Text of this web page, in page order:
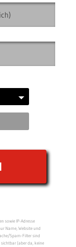
sowie IP-Adresse
Name, Website und
Spam-Filter sind
(aber da, keine